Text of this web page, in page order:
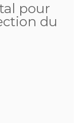
pour
du